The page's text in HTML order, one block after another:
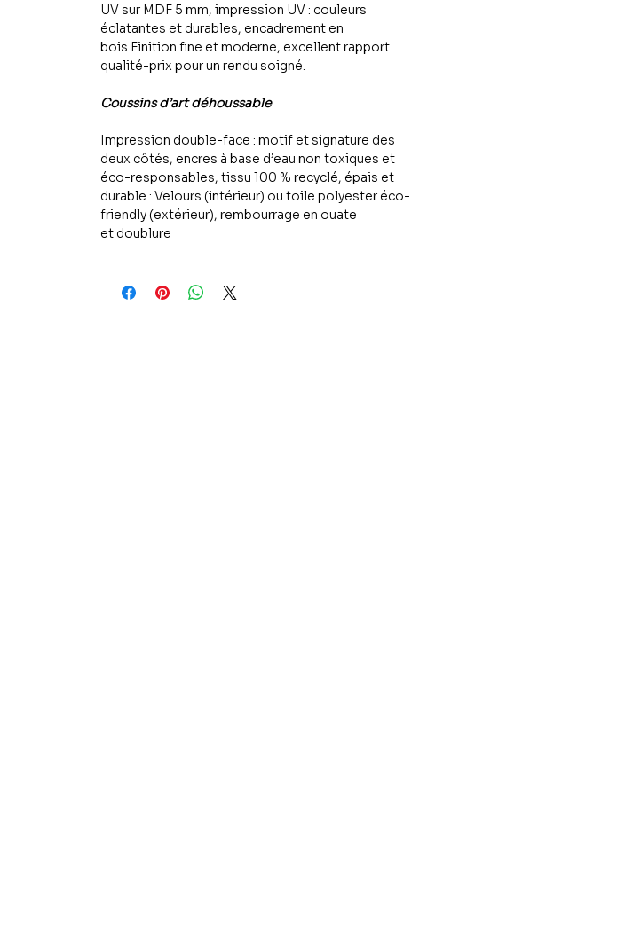
UV sur MDF 5 mm, impression UV : couleurs
éclatantes et durables, encadrement en
bois.Finition fine et moderne, excellent rapport
qualité-prix pour un rendu soigné.
Coussins d’art déhoussable
Impression double-face : motif et signature des
deux côtés, encres à base d’eau non toxiques et
éco-responsables, tissu 100 % recyclé, épais et
durable : Velours (intérieur) ou toile polyester éco-
friendly (extérieur), rembourrage en ouate
et doublure